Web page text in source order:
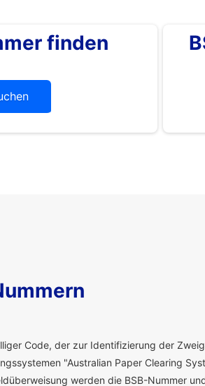
finden
Code, der zur Identifizierung der
"Australian Paper Clearing
werden die BSB-Nummer